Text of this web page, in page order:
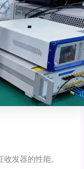
发器的性能。